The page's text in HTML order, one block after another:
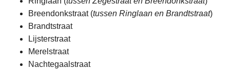
Breendonkstraat (tussen Ringlaan en Brandtstraat)
Brandtstraat
Lijsterstraat
Merelstraat
Nachtegaalstraat